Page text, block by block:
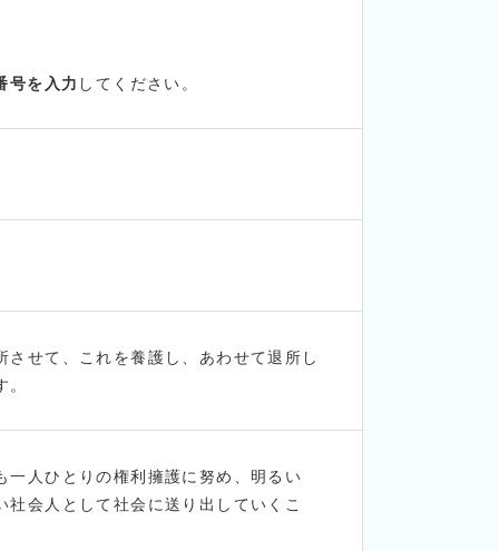
号を入力 してください。
せて、これを養護し、あわせて退所し
人ひとりの権利擁護に努め、明るい
会人として社会に送り出していくこ